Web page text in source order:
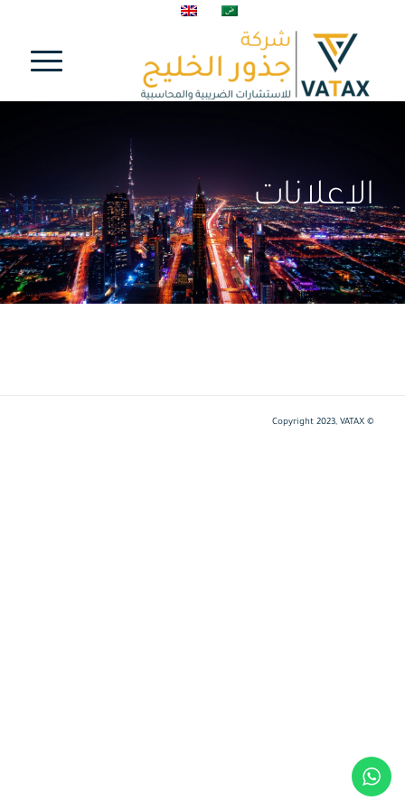
الإعلانات
© Copyright 2023, VATAX